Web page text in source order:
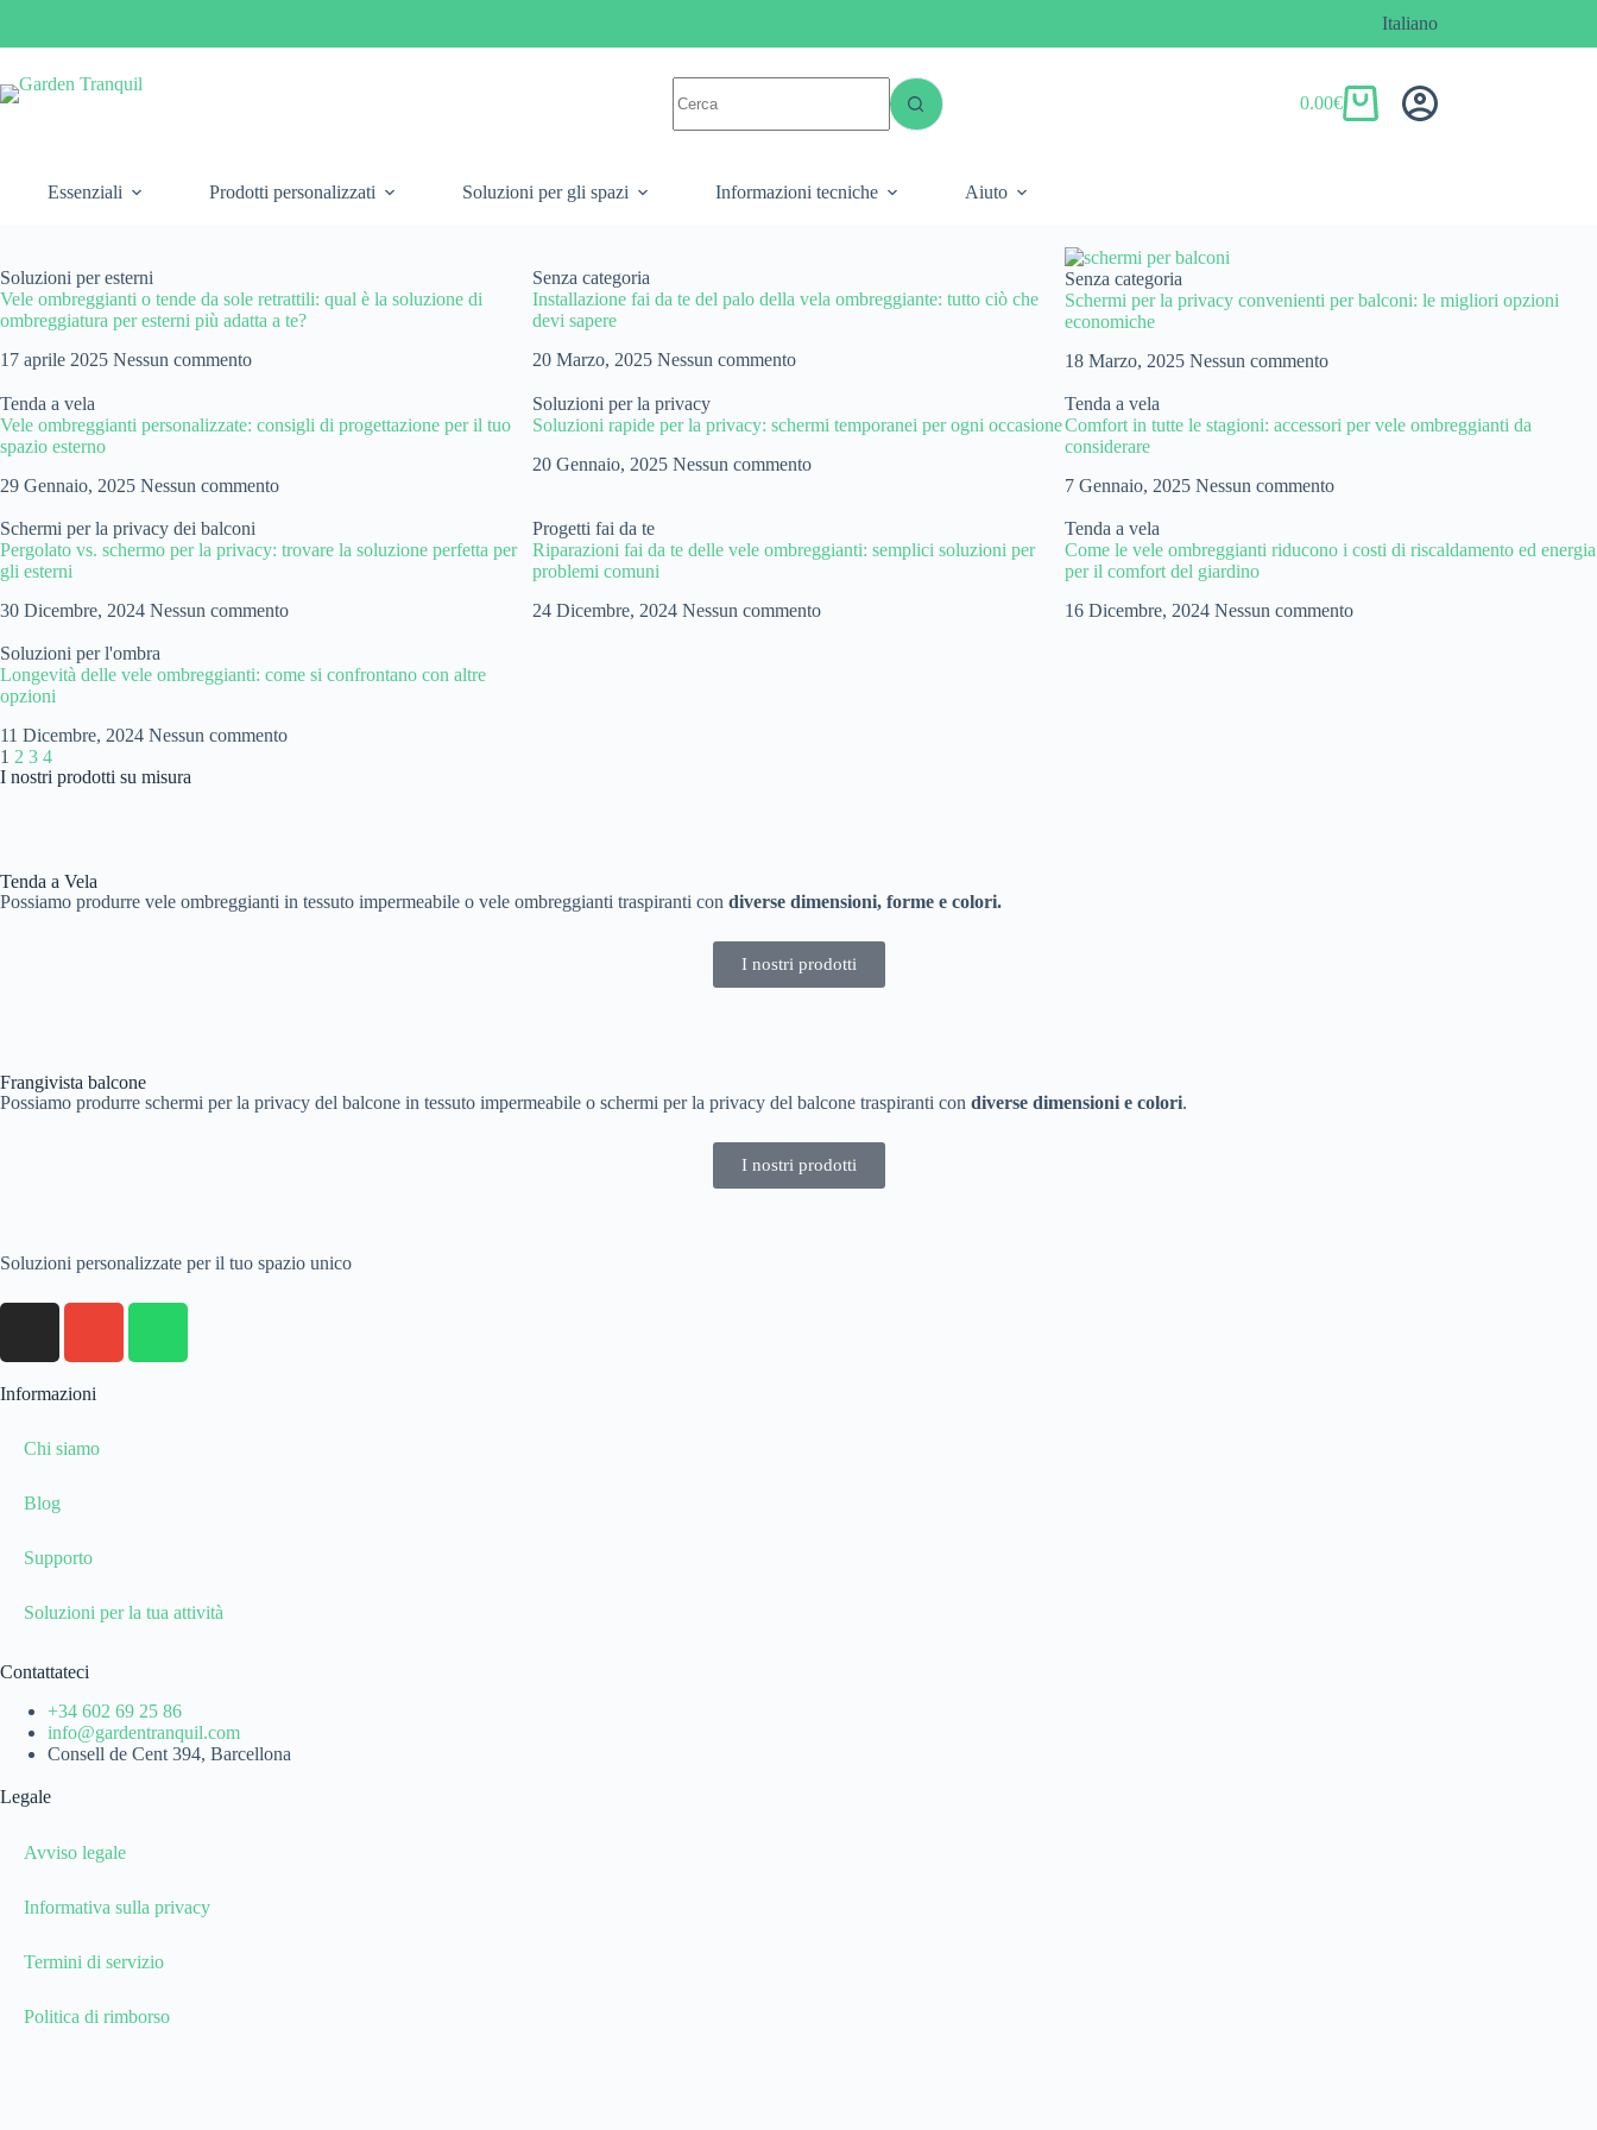
Italiano
0.00€
Essenziali Prodotti personalizzati Soluzioni per gli spazi Informazioni tecniche Aiuto
Soluzioni per esterni
Vele ombreggianti o tende da sole retrattili: qual è la soluzione di
ombreggiatura per esterni più adatta a te?
17 aprile 2025 Nessun commento
Senza categoria
Installazione fai da te del palo della vela ombreggiante: tutto ciò che
devi sapere
20 Marzo, 2025 Nessun commento
Senza categoria
Schermi per la privacy convenienti per balconi: le migliori opzioni
economiche
18 Marzo, 2025 Nessun commento
Tenda a vela
Vele ombreggianti personalizzate: consigli di progettazione per il tuo
spazio esterno
29 Gennaio, 2025 Nessun commento
Soluzioni per la privacy
Soluzioni rapide per la privacy: schermi temporanei per ogni occasione
20 Gennaio, 2025 Nessun commento
Tenda a vela
Comfort in tutte le stagioni: accessori per vele ombreggianti da
considerare
7 Gennaio, 2025 Nessun commento
Schermi per la privacy dei balconi
Pergolato vs. schermo per la privacy: trovare la soluzione perfetta per
gli esterni
30 Dicembre, 2024 Nessun commento
Progetti fai da te
Riparazioni fai da te delle vele ombreggianti: semplici soluzioni per
problemi comuni
24 Dicembre, 2024 Nessun commento
Tenda a vela
Come le vele ombreggianti riducono i costi di riscaldamento ed energia
per il comfort del giardino
16 Dicembre, 2024 Nessun commento
Soluzioni per l'ombra
Longevità delle vele ombreggianti: come si confrontano con altre
opzioni
11 Dicembre, 2024 Nessun commento
1 2 3 4
I nostri prodotti su misura
Tenda a Vela
Possiamo produrre vele ombreggianti in tessuto impermeabile o vele ombreggianti traspiranti con diverse dimensioni, forme e colori.
I nostri prodotti
Frangivista balcone
Possiamo produrre schermi per la privacy del balcone in tessuto impermeabile o schermi per la privacy del balcone traspiranti con diverse dimensioni e colori.
I nostri prodotti
Soluzioni personalizzate per il tuo spazio unico
Informazioni
Chi siamo
Blog
Supporto
Soluzioni per la tua attività
Contattateci
+34 602 69 25 86
info@gardentranquil.com
Consell de Cent 394, Barcellona
Legale
Avviso legale
Informativa sulla privacy
Termini di servizio
Politica di rimborso